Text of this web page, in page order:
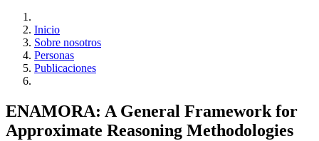
Inicio
Sobre nosotros
Personas
Publicaciones
ENAMORA: A General Framework for
Approximate Reasoning Methodologies